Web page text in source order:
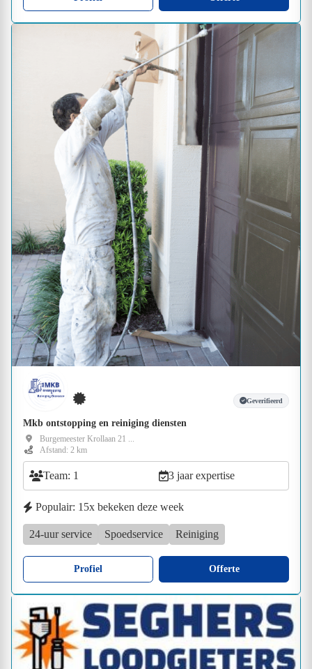
Geverifieerd
Mkb ontstopping en reiniging diensten
Burgemeester Krollaan 21 ...
Afstand: 2 km
Team: 1 3 jaar expertise
Populair: 15x bekeken deze week
24-uur service Spoedservice Reiniging
Profiel Offerte